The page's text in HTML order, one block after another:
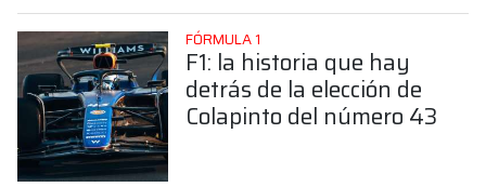
FÓRMULA 1
F1: la historia que hay
detrás de la elección de
Colapinto del número 43